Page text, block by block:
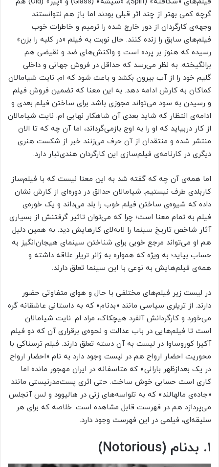
گرچه کمی بهتر از چند اثر قبلی بودند اما باز هم نتوانستند
وجهه‌ی کارگردان از دور خارج شده را ترمیم و خاطرات خوب
فیلم‌های سابق را زنده کنند. حال نوبت به فیلم «در کلبه را بزن»
رسیده که هنوز بر پرده است و واکنش‌های ضد و نقیضی هم
برانگیخته. به نظر می‌رسد که حداقل در فروش جهانی و داخلی
گلیم خود را از آب بیرون بکشد و باعث شود که ام. نایت شیامالان
کماکان به کارش ادامه دهد. به این معنا که تضمین فروش فیلم
و رسیدن به سود می‌تواند مجوزی باشد برای ساختن فیلم بعدی و
ادامه‌ی انتظار که شاید بعدی آن شاهکار نهایی ام. نایت شیامالان
از کار دربیاید که او را به اوج بازمی‌گرداند، اما آن چه که تا الان
منتشر شده و منتقدان از آن حرف می‌زنند خبر از شکست هنری
دیگری در کارنامه‌ی فیلم‌سازی این کارگردان هندی‌تبار دارد.
اما همه‌ی آن چه که گفته شد به این معنا نیست که با فیلم‌ساز
کاربلدی طرف نیستیم. شیامالان حدالق در دوره‌ای از کارش نشان
داده که شیوه‌ی ساختن فیلم خوب را بلد می‌داند و یک خوره‌ی
فیلم به تمام معنا است؛ چرا که می‌توان تاثیر گرفتنش از بسیاری
آثار شاخص تاریخ سینما را لابه‌لای کارهایش دید. به همین دلیل
هم او می‌تواند مرجع خوبی برای شناختن سینمای هیجان‌انگیز به
حساب بیاید؛ به ویژه که همواره به ژانر تریلر علاقه داشته و
همه‌ی فیلم‌هایش به نوعی با این سینما تعلق دارند.
در لیست زیر فیلم‌های مختلفی با حال و هوای متفاوتی حضور
دارند. از تریلری سیاسی مانند «بدنام» که به داستانی عاشقانه گره
می‌خورد و کارگردانش آلفرد هیچکاک، مراد ام. نایت شیامالان
است تا فیلم‌هایی در باب عدالت و نحوه‌ی برقراری آن که دو فیلم
آکیرا کوروساوا در لیست به آن دسته تعلق دارند. فیلم ترسناکی با
محوریت احضار ارواح هم در لیست وجود دارد به نام «احضار ارواح
در یک بعدازظهر بارانی» که متاسفانه در ایران مهجور مانده اما
کاری است حسابی خوش ساخت. حتی اثری پست‌مدرنیستی مانند
«جاده‌ی مالهالند» که به تلواسه‌های زنی در هالیوود و لس‌ آنجلس
می‌پردازد هم در فهرست قابل مشاهده است. خلاصه که برای هر
سلیقه‌ای، فیلمی در این فهرست وجود دارد.
۱. بدنام (Notorious)